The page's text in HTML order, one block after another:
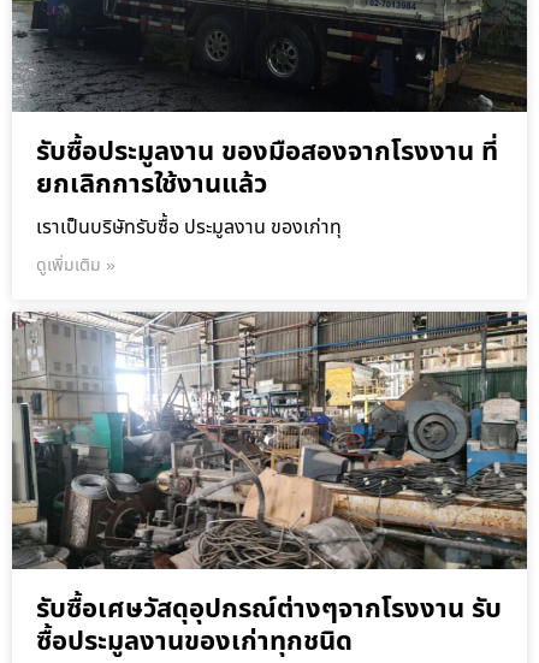
รับซื้อประมูลงาน ของมือสองจากโรงงาน ที่
ยกเลิกการใช้งานแล้ว
เราเป็นบริษัทรับซื้อ ประมูลงาน ของเก่าทุ
ดูเพิ่มเติม »
รับซื้อเศษวัสดุอุปกรณ์ต่างๆจากโรงงาน รับ
ซื้อประมูลงานของเก่าทุกชนิด